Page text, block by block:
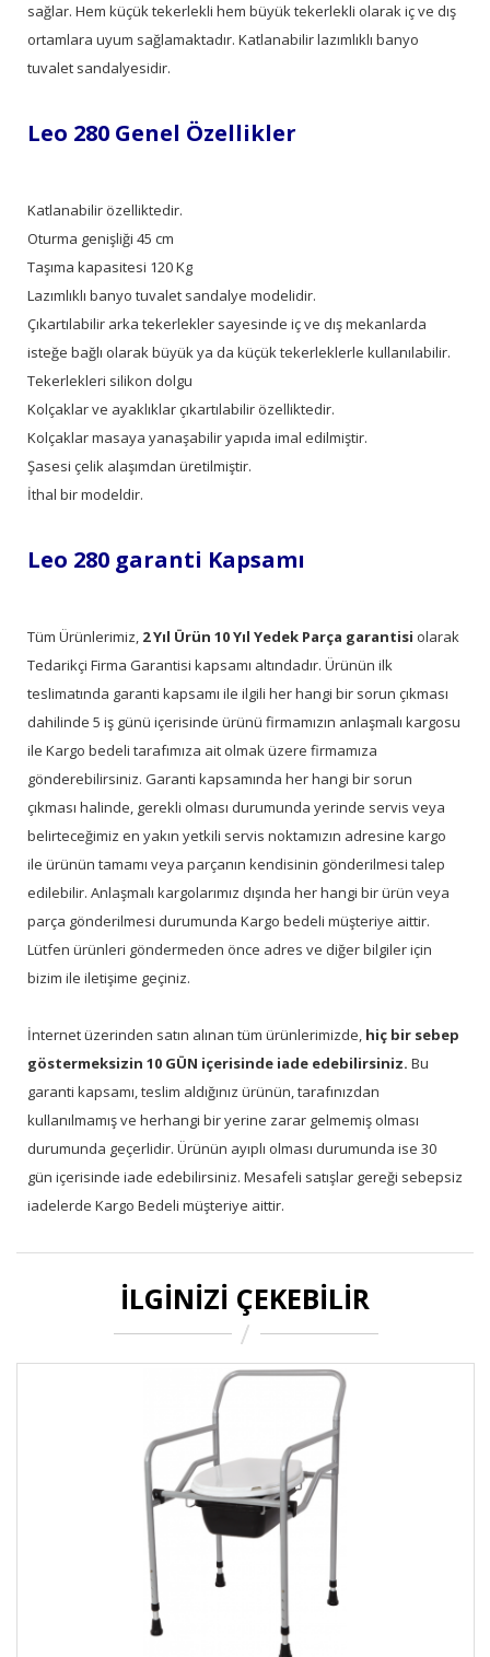
sağlar. Hem küçük tekerlekli hem büyük tekerlekli olarak iç ve dış
ortamlara uyum sağlamaktadır. Katlanabilir lazımlıklı banyo
tuvalet sandalyesidir.
Leo 280 Genel Özellikler
Katlanabilir özelliktedir.
Oturma genişliği 45 cm
Taşıma kapasitesi 120 Kg
Lazımlıklı banyo tuvalet sandalye modelidir.
Çıkartılabilir arka tekerlekler sayesinde iç ve dış mekanlarda
isteğe bağlı olarak büyük ya da küçük tekerleklerle kullanılabilir.
Tekerlekleri silikon dolgu
Kolçaklar ve ayaklıklar çıkartılabilir özelliktedir.
Kolçaklar masaya yanaşabilir yapıda imal edilmiştir.
Şasesi çelik alaşımdan üretilmiştir.
İthal bir modeldir.
Leo 280 garanti Kapsamı
Tüm Ürünlerimiz, 2 Yıl Ürün 10 Yıl Yedek Parça garantisi olarak
Tedarikçi Firma Garantisi kapsamı altındadır. Ürünün ilk
teslimatında garanti kapsamı ile ilgili her hangi bir sorun çıkması
dahilinde 5 iş günü içerisinde ürünü firmamızın anlaşmalı kargosu
ile Kargo bedeli tarafımıza ait olmak üzere firmamıza
gönderebilirsiniz. Garanti kapsamında her hangi bir sorun
çıkması halinde, gerekli olması durumunda yerinde servis veya
belirteceğimiz en yakın yetkili servis noktamızın adresine kargo
ile ürünün tamamı veya parçanın kendisinin gönderilmesi talep
edilebilir. Anlaşmalı kargolarımız dışında her hangi bir ürün veya
parça gönderilmesi durumunda Kargo bedeli müşteriye aittir.
Lütfen ürünleri göndermeden önce adres ve diğer bilgiler için
bizim ile iletişime geçiniz.
İnternet üzerinden satın alınan tüm ürünlerimizde, hiç bir sebep
göstermeksizin 10 GÜN içerisinde iade edebilirsiniz. Bu
garanti kapsamı, teslim aldığınız ürünün, tarafınızdan
kullanılmamış ve herhangi bir yerine zarar gelmemiş olması
durumunda geçerlidir. Ürünün ayıplı olması durumunda ise 30
gün içerisinde iade edebilirsiniz. Mesafeli satışlar gereği sebepsiz
iadelerde Kargo Bedeli müşteriye aittir.
İLGINIZI ÇEKEBILIR